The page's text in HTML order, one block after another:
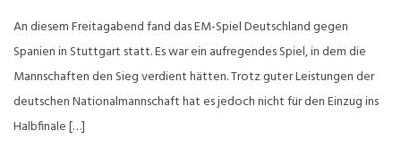
An diesem Freitagabend fand das EM-Spiel Deutschland gegen
Spanien in Stuttgart statt. Es war ein aufregendes Spiel, in dem die
Mannschaften den Sieg verdient hätten. Trotz guter Leistungen der
deutschen Nationalmannschaft hat es jedoch nicht für den Einzug ins
Halbfinale […]